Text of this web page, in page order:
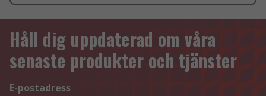
Håll dig uppdaterad om våra
senaste produkter och tjänster
E-postadress